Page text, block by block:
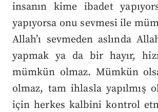
insanın kime ibadet
yapıyorsa onu sevmesi ile
Allah’ı sevmeden aslında
yapmak ya da bir hayır,
mümkün olmaz. Mümkün
olmaz, tam ihlasla yapılmış
için herkes kalbini kontrol